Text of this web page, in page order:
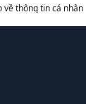
về thông tin cá nhân